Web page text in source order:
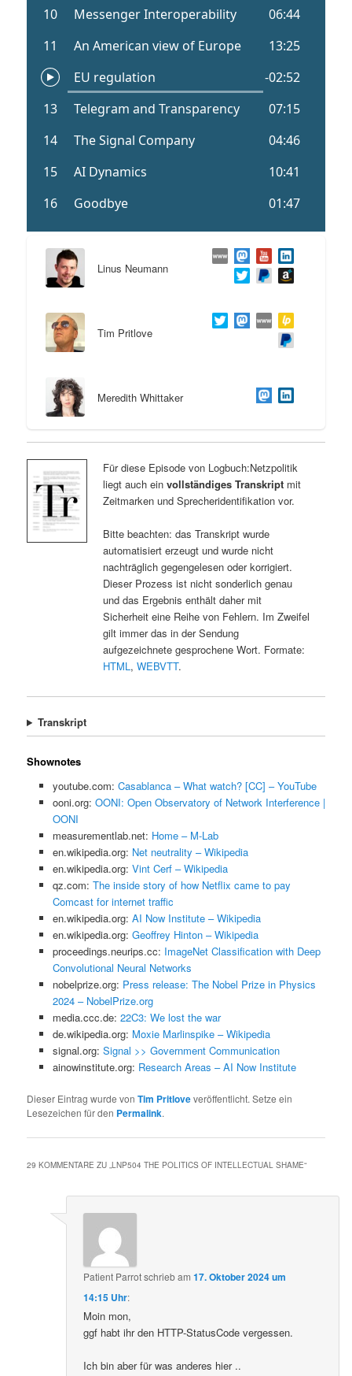
Linus Neumann
Tim Pritlove
Meredith Whittaker
Für diese Episode von Logbuch:Netzpolitik
liegt auch ein vollständiges Transkriptmit
Zeitmarken und Sprecheridentifikation vor.
Bitte beachten: das Transkript wurde
automatisiert erzeugt und wurde nicht
nachträglich gegengelesen oder korrigiert.
Dieser Prozess ist nicht sonderlich genau
und das Ergebnis enthält daher mit
Sicherheit eine Reihe von Fehlern. Im Zweifel
gilt immer das in der Sendung
aufgezeichnete gesprochene Wort. Formate:
HTML, WEBVTT.
Transkript
Shownotes
youtube.com: Casablanca – What watch? [CC] – YouTube
ooni.org: OONI: Open Observatory of Network Interference |
OONI
measurementlab.net: Home – M-Lab
en.wikipedia.org: Net neutrality – Wikipedia
en.wikipedia.org: Vint Cerf – Wikipedia
qz.com: The inside story of how Netflix came to pay
Comcast for internet traffic
en.wikipedia.org: AI Now Institute – Wikipedia
en.wikipedia.org: Geoffrey Hinton – Wikipedia
proceedings.neurips.cc: ImageNet Classification with Deep
Convolutional Neural Networks
nobelprize.org: Press release: The Nobel Prize in Physics
2024 – NobelPrize.org
media.ccc.de: 22C3: We lost the war
de.wikipedia.org: Moxie Marlinspike – Wikipedia
signal.org: Signal >> Government Communication
ainowinstitute.org: Research Areas – AI Now Institute
Dieser Eintrag wurde vonTim Pritloveveröffentlicht. Setze ein
Lesezeichen für den Permalink.
29 KOMMENTARE ZU „LNP504 THE POLITICS OF INTELLECTUAL SHAME“
Patient Parrotschriebam17. Oktober 2024 um
14:15 Uhr:
Moin mon,
ggf habt ihr den HTTP-StatusCode vergessen.
Ich bin aber für was anderes hier ..